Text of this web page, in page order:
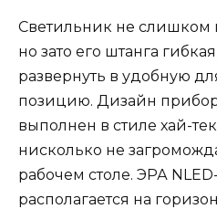
Светильник не слишком
но зато его штанга
развернуть в удобную
позицию. Дизайн
выполнен в стиле хай-
нисколько не
рабочем столе. ЭРА
располагается на